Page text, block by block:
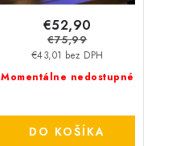
Momentálne nedostupné
€43,01 bez DPH
€52,90
€75,99
DO KOŠÍKA